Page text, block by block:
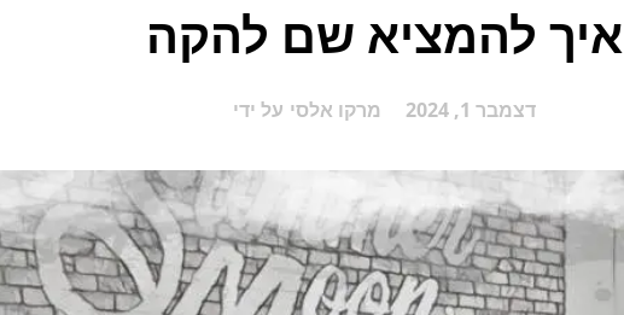
איך להמציא שם להקה
על ידי מרקו אלסי דצמבר 1, 2024